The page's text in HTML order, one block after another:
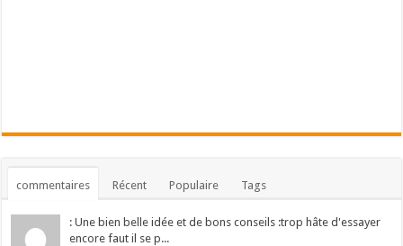
commentaires Récent Populaire Tags
: Une bien belle idée et de bons conseils :trop hâte d'essayer
encore faut il se p...